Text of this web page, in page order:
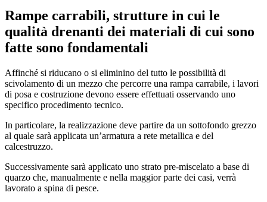
Rampe carrabili, strutture in cui le
qualità drenanti dei materiali di cui sono
fatte sono fondamentali
Affinché si riducano o si eliminino del tutto le possibilità di
scivolamento di un mezzo che percorre una rampa carrabile, i lavori
di posa e costruzione devono essere effettuati osservando uno
specifico procedimento tecnico.
In particolare, la realizzazione deve partire da un sottofondo grezzo
al quale sarà applicata un’armatura a rete metallica e del
calcestruzzo.
Successivamente sarà applicato uno strato pre-miscelato a base di
quarzo che, manualmente e nella maggior parte dei casi, verrà
lavorato a spina di pesce.